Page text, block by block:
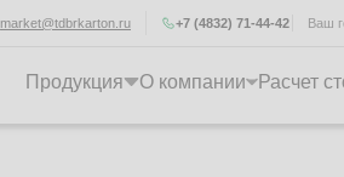
market@tdbrkarton.ru Ваш
+7 (4832) 71-44-42
Продукция О компании Расчет